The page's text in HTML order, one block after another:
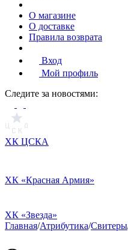
О магазине
О доставке
Правила возврата
Вход
Мой профиль
Cледите за новостями:
ХК ЦСКА
ХК «Красная Армия»
ХК «Звезда»
Главная/Атрибутика/Свитеры